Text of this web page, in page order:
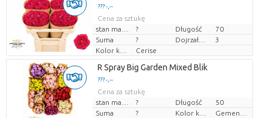
??? -,--
Cena za sztukę
? Długość
70
Suma
?
3
Kolor kwiatów
Cerise
R Spray Big Garden Mixed Blik
??? -,--
Cena za sztukę
? Długość
50
Suma
?